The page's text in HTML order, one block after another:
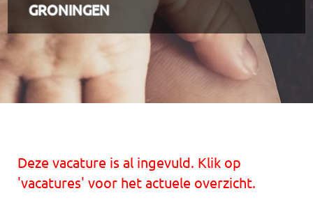
GRONINGEN
Deze vacature is al ingevuld. Klik op
'vacatures' voor het actuele overzicht.